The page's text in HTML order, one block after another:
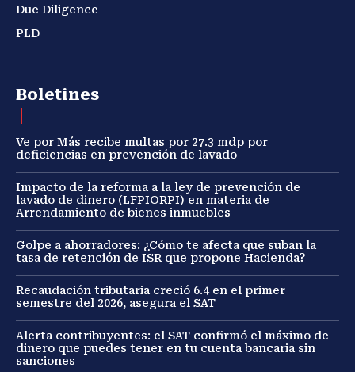
Due Diligence
PLD
Boletines
Ve por Más recibe multas por 27.3 mdp por
deficiencias en prevención de lavado
Impacto de la reforma a la ley de prevención de
lavado de dinero (LFPIORPI) en materia de
Arrendamiento de bienes inmuebles
Golpe a ahorradores: ¿Cómo te afecta que suban la
tasa de retención de ISR que propone Hacienda?
Recaudación tributaria creció 6.4 en el primer
semestre del 2026, asegura el SAT
Alerta contribuyentes: el SAT confirmó el máximo de
dinero que puedes tener en tu cuenta bancaria sin
sanciones